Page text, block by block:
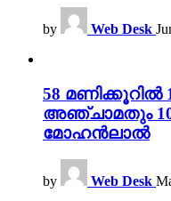
by Web Desk
58 മണിക്കൂറിൽ
അഞ്ചാമതും
മോഹൻലാൽ
by Web Desk